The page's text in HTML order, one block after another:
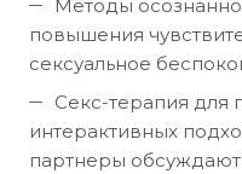
Методы
повышения
сексуальное
Секс-терапия для
интерактивных
партнеры